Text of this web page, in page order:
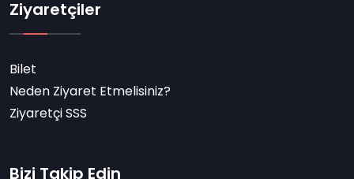
Ziyaretçiler
Bilet
Neden Ziyaret Etmelisiniz?
Ziyaretçi SSS
Bizi Takip Edin